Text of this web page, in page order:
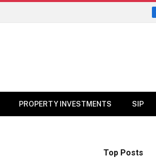
PROPERTY INVESTMENTS SIP
Top Posts